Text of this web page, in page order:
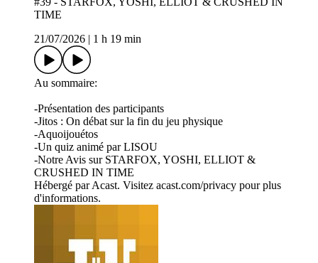
TIME
21/07/2026
1 h 19 min
Au sommaire:
-Présentation des participants
-Jitos : On débat sur la fin du jeu physique
-Aquoijouétos
-Un quiz animé par LISOU
-Notre Avis sur STARFOX, YOSHI, ELLIOT &
CRUSHED IN TIME
Hébergé par Acast. Visitez acast.com/privacy pour plus
d'informations.